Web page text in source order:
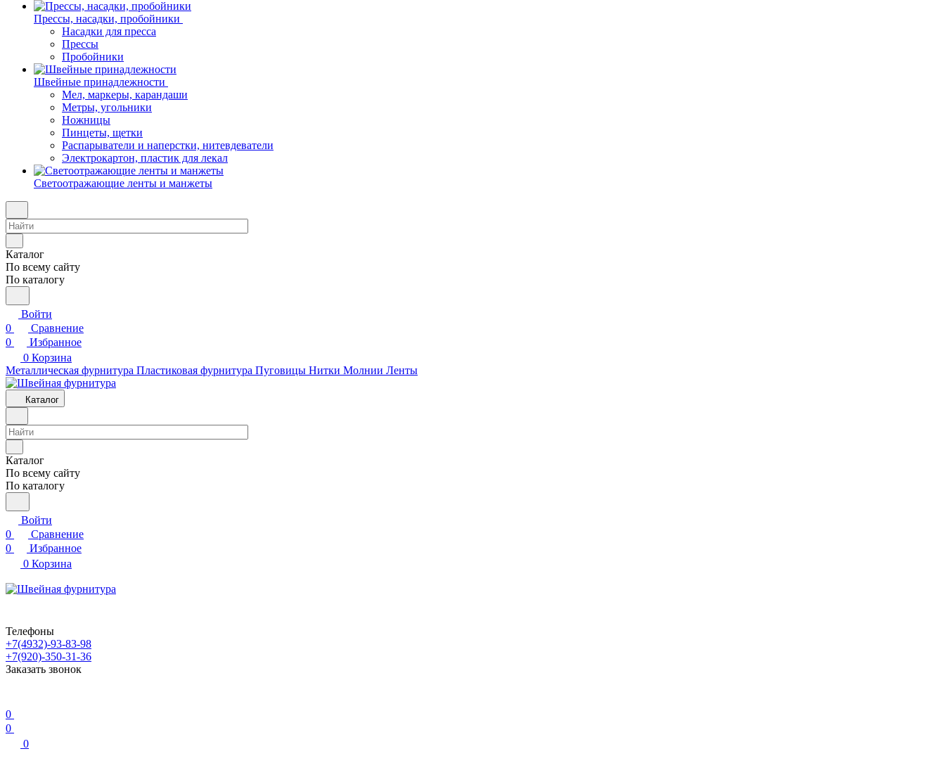
Прессы, насадки, пробойники
Насадки для пресса
Прессы
Пробойники
Швейные принадлежности
Мел, маркеры, карандаши
Метры, угольники
Ножницы
Пинцеты, щетки
Распарыватели и наперстки, нитевдеватели
Электрокартон, пластик для лекал
Светоотражающие ленты и манжеты
Каталог
По всему сайту
По каталогу
Войти
0
Сравнение
0
Избранное
0 Корзина
Металлическая фурнитура Пластиковая фурнитура Пуговицы Нитки Молнии Ленты
Каталог
Каталог
По всему сайту
По каталогу
Войти
0
Сравнение
0
Избранное
0 Корзина
Телефоны
+7(4932)-93-83-98
+7(920)-350-31-36
Заказать звонок
0
0
0